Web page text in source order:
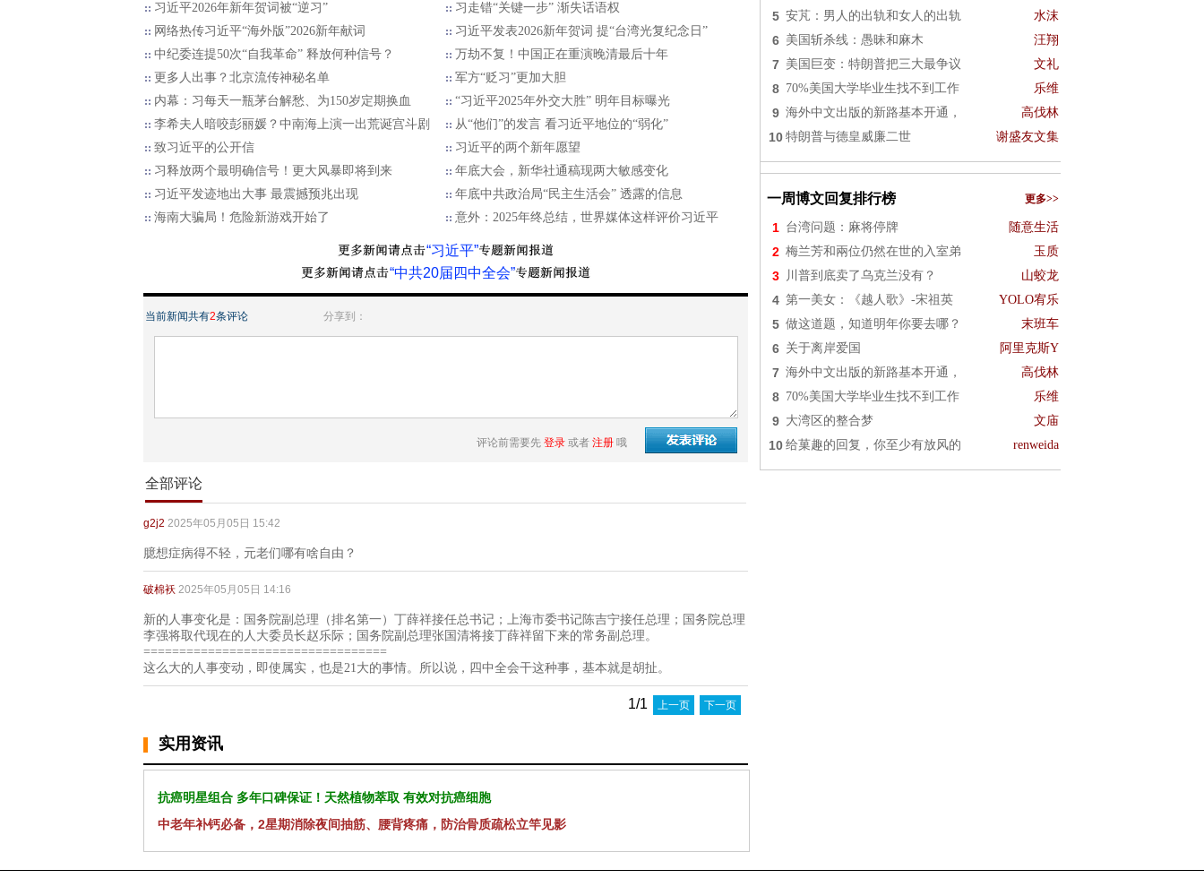
习近平2026年新年贺词被“逆习”
习走错“关键一步” 渐失话语权
网络热传习近平“海外版”2026新年献词
习近平发表2026新年贺词 提“台湾光复纪念日”
中纪委连提50次“自我革命” 释放何种信号？
万劫不复！中国正在重演晚清最后十年
更多人出事？北京流传神秘名单
军方“贬习”更加大胆
内幕：习每天一瓶茅台解愁、为150岁定期换血
“习近平2025年外交大胜” 明年目标曝光
李希夫人暗咬彭丽媛？中南海上演一出荒诞宫斗剧
从“他们”的发言 看习近平地位的“弱化”
致习近平的公开信
习近平的两个新年愿望
习释放两个最明确信号！更大风暴即将到来
年底大会，新华社通稿现两大敏感变化
习近平发迹地出大事 最震撼预兆出现
年底中共政治局“民主生活会” 透露的信息
海南大骗局！危险新游戏开始了
意外：2025年终总结，世界媒体这样评价习近平
“习近平”
“中共20届四中全会”
当前新闻共有2条评论 分享到：
评论前需要先 登录 或者 注册 哦
全部评论
g2j2 2025年05月05日 15:42
臆想症病得不轻，元老们哪有啥自由？
破棉袄 2025年05月05日 14:16
新的人事变化是：国务院副总理（排名第一）丁薛祥接任总书记；上海市委书记陈吉宁接任总理；国务院总理
李强将取代现在的人大委员长赵乐际；国务院副总理张国清将接丁薛祥留下来的常务副总理。
==================================
这么大的人事变动，即使属实，也是21大的事情。所以说，四中全会干这种事，基本就是胡扯。
1/1 上一页 下一页
实用资讯
抗癌明星组合 多年口碑保证！天然植物萃取 有效对抗癌细胞
中老年补钙必备，2星期消除夜间抽筋、腰背疼痛，防治骨质疏松立竿见影
5 安芃：男人的出轨和女人的出轨 水沫
6 美国斩杀线：愚昧和麻木 汪翔
7 美国巨变：特朗普把三大最争议 文礼
8 70%美国大学毕业生找不到工作 乐维
9 海外中文出版的新路基本开通， 高伐林
10 特朗普与德皇威廉二世 谢盛友文集
一周博文回复排行榜 更多>>
1 台湾问题：麻将停牌 随意生活
2 梅兰芳和兩位仍然在世的入室弟 玉质
3 川普到底卖了乌克兰没有？ 山蛟龙
4 第一美女：《越人歌》-宋祖英 YOLO宥乐
5 做这道题，知道明年你要去哪？ 末班车
6 关于离岸爱国 阿里克斯Y
7 海外中文出版的新路基本开通， 高伐林
8 70%美国大学毕业生找不到工作 乐维
9 大湾区的整合梦 文庙
10 给菓趣的回复，你至少有放风的 renweida